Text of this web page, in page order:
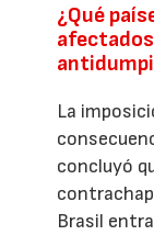
¿Qué
La
concluyó
Brasil